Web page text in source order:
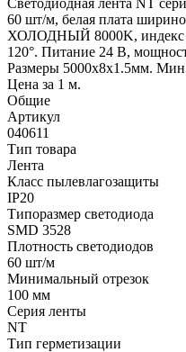
60 шт/м, белая плата
ХОЛОДНЫЙ 8000K, индекс
120°. Питание 24 В,
Размеры 5000х8x1.5мм.
Цена за 1 м.
Общие
Артикул
040611
Тип товара
Лента
Класс пылевлагозащиты
IP20
Типоразмер светодиода
SMD 3528
Плотность светодиодов
60 шт/м
Минимальный отрезок
100 мм
Серия ленты
NT
Тип герметизации